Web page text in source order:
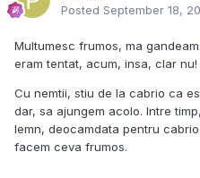
Posted September 18,
Multumesc frumos, ma
eram tentat, acum, insa, clar nu!
Cu nemtii, stiu de la cabrio ca
dar, sa ajungem acolo. Intre
lemn, deocamdata pentru
facem ceva frumos.